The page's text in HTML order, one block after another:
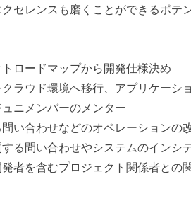
セレンスも磨くことができるポテ
ロードマップから開発仕様決め
ラウド環境へ移行、アプリケーシ
ニメンバーのメンター
い合わせなどのオペレーションの
る問い合わせやシステムのインシ
者を含むプロジェクト関係者との